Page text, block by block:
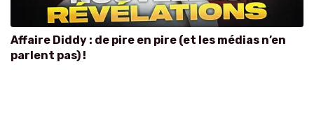
Affaire Diddy : de pire en pire (et les médias n’en
parlent pas) !